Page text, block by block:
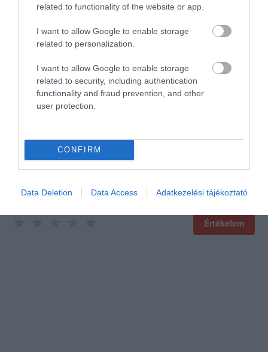
related to functionality of the website or app.
I want to allow Google to enable storage
related to personalization.
I want to allow Google to enable storage
related to security, including authentication
functionality and fraud prevention, and other
user protection.
CONFIRM
Data Deletion Data Access Adatkezelési tájékoztató
2022. Február 20.
Értékeld Te is!
Értékelem